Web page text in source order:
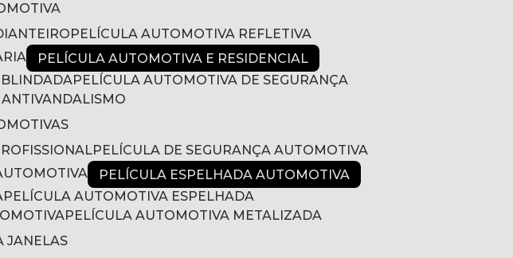
PELÍCULA AUTOMOTIVA REFLETIVA
PELÍCULA AUTOMOTIVA E RESIDENCIAL
BLINDADA
PELÍCULA AUTOMOTIVA DE SEGURANÇA
ANTIVANDALISMO
PELÍCULA DE SEGURANÇA AUTOMOTIVA
PELÍCULA ESPELHADA AUTOMOTIVA
PELÍCULA AUTOMOTIVA ESPELHADA
PELÍCULA AUTOMOTIVA METALIZADA
JANELAS